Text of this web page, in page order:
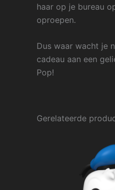
haar op je bureau
oproepen.
Dus waar wacht je
cadeau aan een
Pop!
Gerelateerde